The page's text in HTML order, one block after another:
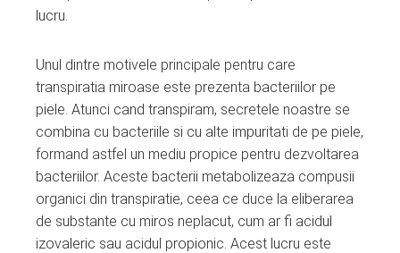
lucru.
Unul dintre motivele principale pentru care
transpiratia miroase este prezenta bacteriilor pe
piele. Atunci cand transpiram, secretele noastre se
combina cu bacteriile si cu alte impuritati de pe piele,
formand astfel un mediu propice pentru dezvoltarea
bacteriilor. Aceste bacterii metabolizeaza compusii
organici din transpiratie, ceea ce duce la eliberarea
de substante cu miros neplacut, cum ar fi acidul
izovaleric sau acidul propionic. Acest lucru este